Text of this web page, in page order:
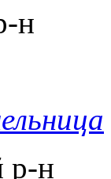
н
р-н